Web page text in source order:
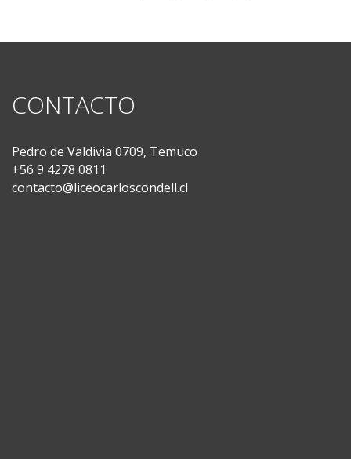
CONTACTO
Pedro de Valdivia 0709, Temuco
+56 9 4278 0811
contacto@liceocarloscondell.cl